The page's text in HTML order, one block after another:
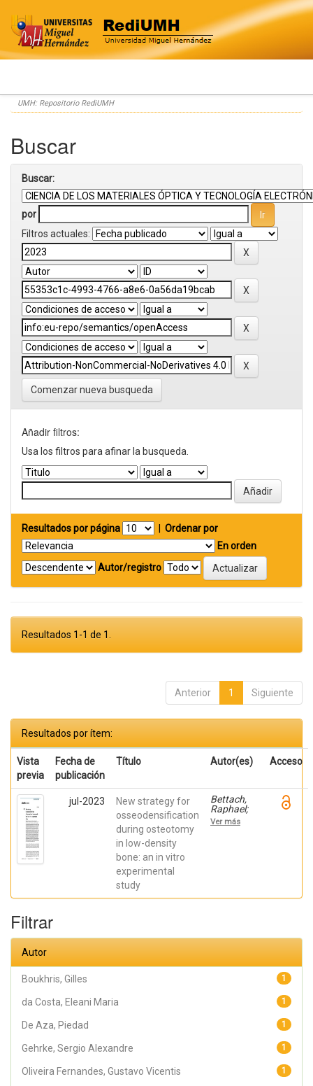
Skip
navigation
UMH: Repositorio RediUMH
Buscar
Buscar:
por
Filtros actuales:
Comenzar nueva busqueda
Añadir filtros:
Usa los filtros para afinar la busqueda.
Resultados por página
Ordenar por
En orden
Autor/registro
Resultados 1-1 de 1.
Anterior 1 Siguiente
Resultados por ítem:
Vista
previa
Fecha de
publicación
Título Autor(es) Acceso
jul-2023
New strategy for
osseodensification
during osteotomy
in low-density
bone: an in vitro
experimental
study
Bettach,
Raphael;
Boukhris,
Gilles; De
Antonio;
Vicentis;
Alexandre
Ver más
Filtrar
Autor
1
Boukhris, Gilles
1
da Costa, Eleani Maria
1
De Aza, Piedad
1
Gehrke, Sergio Alexandre
1
Oliveira Fernandes, Gustavo Vicentis